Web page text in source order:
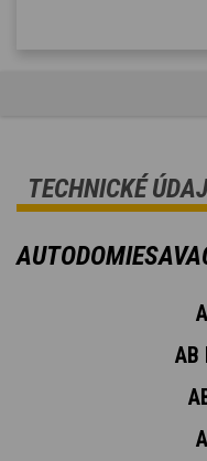
TECHNICKÉ
AB